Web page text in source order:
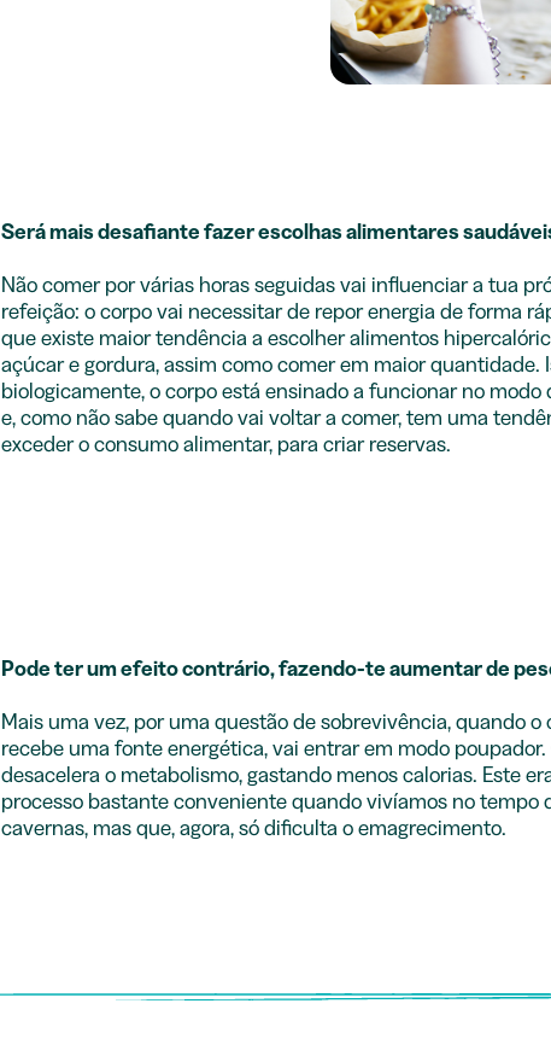
Será mais desafiante fazer escolhas alimentares
Não comer por várias horas seguidas vai influenciar a tua
refeição: o corpo vai necessitar de repor energia de forma
que existe maior tendência a escolher alimentos
açúcar e gordura, assim como comer em maior quantidade.
biologicamente, o corpo está ensinado a funcionar no modo
e, como não sabe quando vai voltar a comer, tem uma
exceder o consumo alimentar, para criar reservas.
Pode ter um efeito contrário, fazendo-te aumentar de
Mais uma vez, por uma questão de sobrevivência, quando o
recebe uma fonte energética, vai entrar em modo poupador.
desacelera o metabolismo, gastando menos calorias. Este
processo bastante conveniente quando vivíamos no tempo
cavernas, mas que, agora, só dificulta o emagrecimento.